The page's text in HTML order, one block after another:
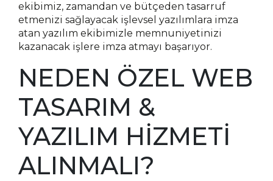
ekibimiz, zamandan ve bütçeden tasarruf
etmenizi sağlayacak işlevsel yazılımlara imza
atan yazılım ekibimizle memnuniyetinizi
kazanacak işlere imza atmayı başarıyor.
NEDEN ÖZEL WEB
TASARIM &
YAZILIM HİZMETİ
ALINMALI?